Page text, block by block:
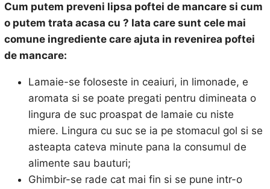
Cum putem preveni lipsa poftei de mancare si cum
o putem trata acasa cu ? Iata care sunt cele mai
comune ingrediente care ajuta in revenirea poftei
de mancare:
Lamaie-se foloseste in ceaiuri, in limonade, e
aromata si se poate pregati pentru dimineata o
lingura de suc proaspat de lamaie cu niste
miere. Lingura cu suc se ia pe stomacul gol si se
asteapta cateva minute pana la consumul de
alimente sau bauturi;
Ghimbir-se rade cat mai fin si se pune intr-o